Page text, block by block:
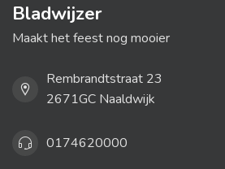
Bladwijzer
Maakt het feest nog mooier
Rembrandtstraat 23
2671GC Naaldwijk
0174620000